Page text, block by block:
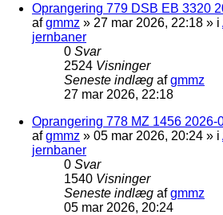
Oprangering 779 DSB EB 3320
afgmmz » 27 mar 2026, 22:18 » i
jernbaner
0 Svar
2524 Visninger
Seneste indlæg afgmmz
27 mar 2026, 22:18
Oprangering 778 MZ 1456 2026-
afgmmz » 05 mar 2026, 20:24 » i
jernbaner
0 Svar
1540 Visninger
Seneste indlæg afgmmz
05 mar 2026, 20:24